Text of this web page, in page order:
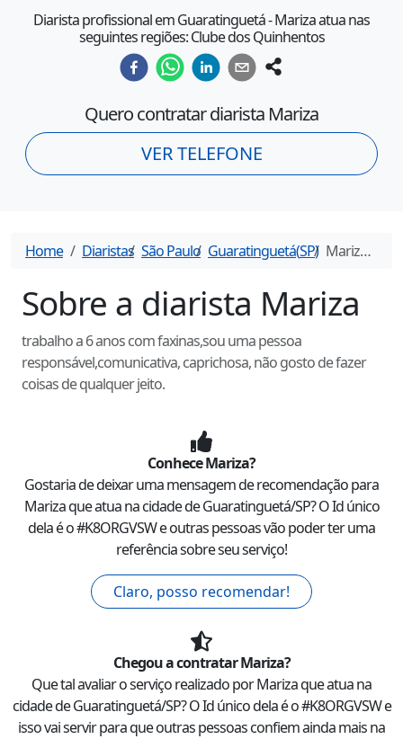
Diarista profissional em Guaratinguetá - Mariza atua nas
seguintes regiões: Clube dos Quinhentos
Quero contratar diarista Mariza
VER TELEFONE
Home Diaristas São Paulo Guaratinguetá(SP) Mariza -
Sobre a diarista Mariza
trabalho a 6 anos com faxinas,sou uma pessoa
responsável,comunicativa, caprichosa, não gosto de fazer
coisas de qualquer jeito.
ConheceMariza?
Gostaria de deixar uma mensagem de recomendação para
Marizaque atua na cidade deGuaratinguetá/SP? O Id único
dela é o #K8ORGVSWe outras pessoas vão poder ter uma
referência sobre seu serviço!
Claro, posso recomendar!
Chegou a contratarMariza?
Que tal avaliar o serviço realizado porMarizaque atua na
cidade deGuaratinguetá/SP? O Id único dela é o #K8ORGVSWe
isso vai servir para que outras pessoas confiem ainda mais na